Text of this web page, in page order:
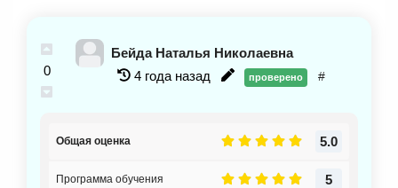
0
Бейда Наталья Николаевна
4 года назад
проверено #
5.0
Общая оценка
5
Программа обучения